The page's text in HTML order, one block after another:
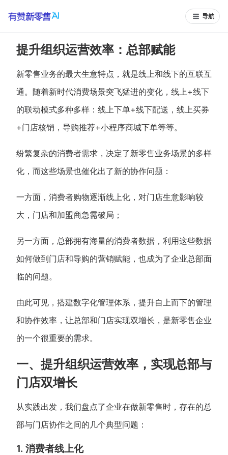
导航
提升组织运营效率：总部赋能
新零售业务的最大生意特点，就是线上和线下的互联互
通。随着新时代消费场景突飞猛进的变化，线上+线下
的联动模式多种多样：线上下单+线下配送，线上买券
+门店核销，导购推荐+小程序商城下单等等。
纷繁复杂的消费者需求，决定了新零售业务场景的多样
化，而这些场景也催化出了新的协作问题：
一方面，消费者购物逐渐线上化，对门店生意影响较
大，门店和加盟商急需破局；
另一方面，总部拥有海量的消费者数据，利用这些数据
如何做到门店和导购的营销赋能，也成为了企业总部面
临的问题。
由此可见，搭建数字化管理体系，提升自上而下的管理
和协作效率，让总部和门店实现双增长，是新零售企业
的一个很重要的需求。
一、提升组织运营效率，实现总部与
门店双增长
从实践出发，我们盘点了企业在做新零售时，存在的总
部与门店协作之间的几个典型问题：
1. 消费者线上化